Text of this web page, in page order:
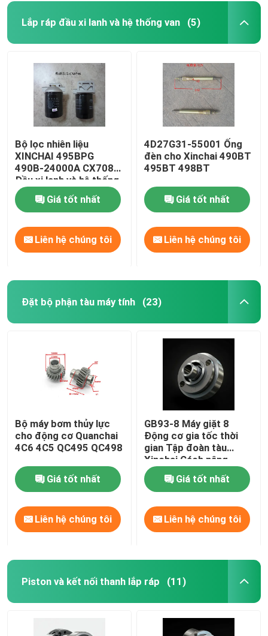
Lắp ráp đầu xi lanh và hệ thống van (5)
Bộ lọc nhiên liệu
XINCHAI 495BPG
490B-24000A CX7085
Đầu xi lanh và hệ thống
van
Giá tốt nhất
Liên hệ chúng tôi
4D27G31-55001 Ống
đèn cho Xinchai 490BT
495BT 498BT
Giá tốt nhất
Liên hệ chúng tôi
Đặt bộ phận tàu máy tính (23)
Bộ máy bơm thủy lực
cho động cơ Quanchai
4C6 4C5 QC495 QC498
Giá tốt nhất
Liên hệ chúng tôi
GB93-8 Máy giặt 8
Động cơ gia tốc thời
gian Tập đoàn tàu
Xinchai Cách nâng
Giá tốt nhất
Liên hệ chúng tôi
Piston và kết nối thanh lắp ráp (11)